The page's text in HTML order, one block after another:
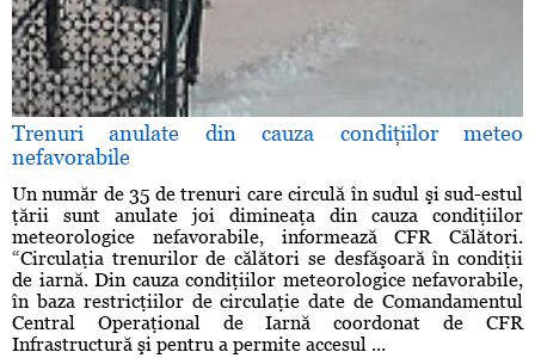
Trenuri anulate din cauza condiţiilor meteo
nefavorabile
Un număr de 35 de trenuri care circulă în sudul şi sud-estul
ţării sunt anulate joi dimineaţa din cauza condiţiilor
meteorologice nefavorabile, informează CFR Călători.
“Circulaţia trenurilor de călători se desfăşoară în condiţii
de iarnă. Din cauza condiţiilor meteorologice nefavorabile,
în baza restricţiilor de circulaţie date de Comandamentul
Central Operaţional de Iarnă coordonat de CFR
Infrastructură şi pentru a permite accesul ...